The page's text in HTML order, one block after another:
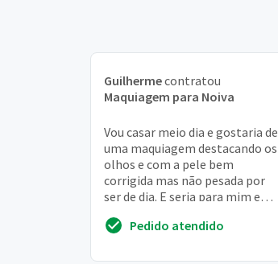
Guilhermecontratou
Maquiagem para Noiva
Vou casar meio dia e gostaria de
uma maquiagem destacando os
olhos e com a pele bem
corrigida mas não pesada por
ser de dia. E seria para mim e
Pedido atendido